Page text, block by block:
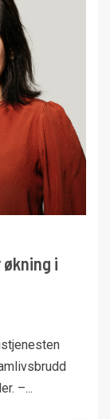
i
–...